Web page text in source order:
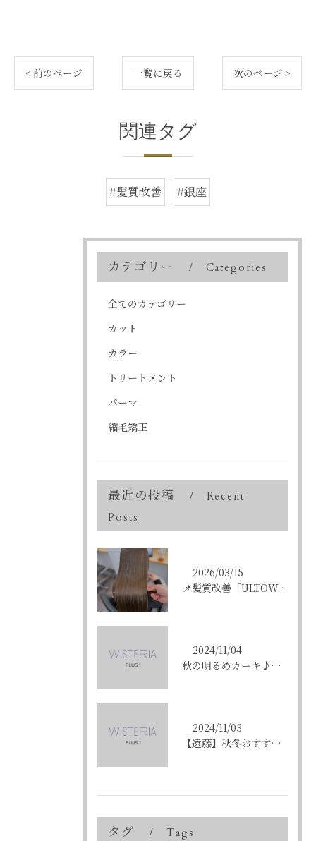
< 前のページ 一覧に戻る 次のページ >
関連タグ
#髪質改善 #銀座
カテゴリー Categories
全てのカテゴリー
カット
カラー
トリートメント
パーマ
縮毛矯正
最近の投稿
Recent
Posts
2026/03/15
📌髪質改善「ULTOWAトリートメント」はこんな方にオススメ...
2024/11/04
秋の明るめカーキ♪〈ikumi〉
2024/11/03
【遠藤】秋冬おすすめの艶カラー「ショコラブラウン」
タグ Tags